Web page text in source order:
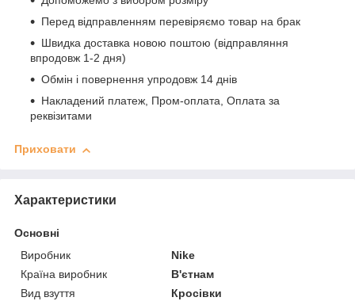
Перед відправленням перевіряємо товар на брак
Швидка доставка новою поштою (відправляння
впродовж 1-2 дня)
Обмін і повернення упродовж 14 днів
Накладений платеж, Пром-оплата, Оплата за
реквізитами
Приховати
Характеристики
Основні
Виробник
Nike
Країна виробник
В'єтнам
Вид взуття
Кросівки